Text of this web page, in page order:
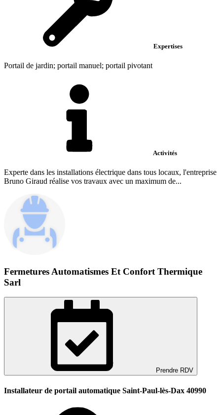
Expertises
Portail de jardin; portail manuel; portail pivotant
Activités
Experte dans les installations électrique dans tous locaux, l'entreprise
Bruno Giraud réalise vos travaux avec un maximum de...
Fermetures Automatismes Et Confort Thermique
Sarl
Prendre RDV
Installateur de portail automatique Saint-Paul-lès-Dax 40990